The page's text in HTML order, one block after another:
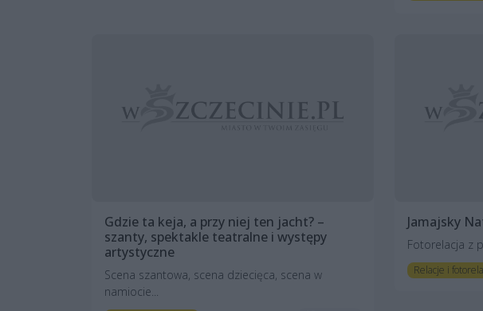
Gdzie ta keja, a przy niej ten jacht? –
szanty, spektakle teatralne i występy
artystyczne
Scena szantowa, scena dziecięca, scena w
namiocie...
Jamajsky
Fotorelacja z
Relacje i